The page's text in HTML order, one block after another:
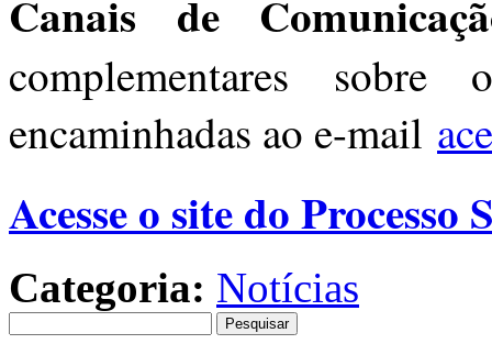
Canais de
complementares
encaminhadas ao e-mail
Acesse o site do Processo
Categoria: Notícias
por: